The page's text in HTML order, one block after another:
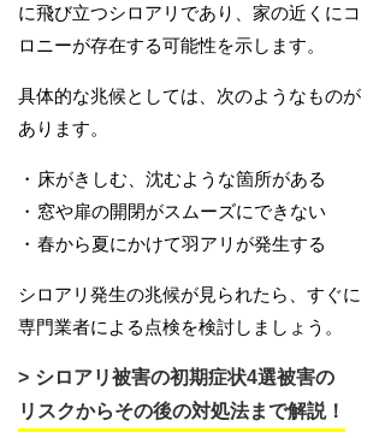
に飛び立つシロアリであり、家の近くにコ
ロニーが存在する可能性を示します。
具体的な兆候としては、次のようなものが
あります。
床がきしむ、沈むような箇所がある
窓や扉の開閉がスムーズにできない
春から夏にかけて羽アリが発生する
シロアリ発生の兆候が見られたら、すぐに
専門業者による点検を検討しましょう。
シロアリ被害の初期症状4選被害の
リスクからその後の対処法まで解説！